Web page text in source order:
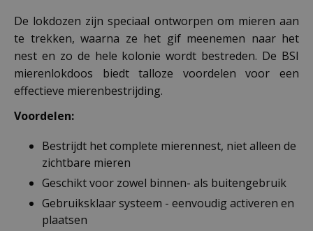
De lokdozen zijn speciaal ontworpen om mieren aan
te trekken, waarna ze het gif meenemen naar het
nest en zo de hele kolonie wordt bestreden. De BSI
mierenlokdoos biedt talloze voordelen voor een
effectieve mierenbestrijding.
Voordelen:
Bestrijdt het complete mierennest, niet alleen de
zichtbare mieren
Geschikt voor zowel binnen- als buitengebruik
Gebruiksklaar systeem - eenvoudig activeren en
plaatsen